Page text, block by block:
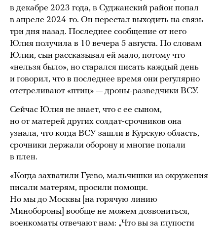
в декабре 2023 года, в Суджанский район попал
в апреле 2024-го. Он перестал выходить на связь
три дня назад. Последнее сообщение от него
Юлия получила в 10 вечера 5 августа. По словам
Юлии, сын рассказывал ей мало, потому что
«нельзя было», но старался писать каждый день
и говорил, что в последнее время они регулярно
отстреливают «птиц» — дроны-разведчики ВСУ.
Сейчас Юлия не знает, что с ее сыном,
но от матерей других солдат-срочников она
узнала, что когда ВСУ зашли в Курскую область,
срочники держали оборону и многие попали
в плен.
«Когда захватили Гуево, мальчишки из окружения
писали матерям, просили помощи.
Но мы до Москвы [на горячую линию
Минобороны] вообще не можем дозвониться,
военкоматы отвечают нам: „Что вы за глупости